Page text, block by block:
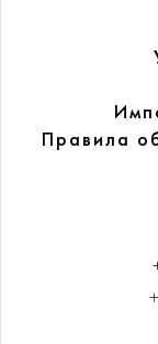
Правила